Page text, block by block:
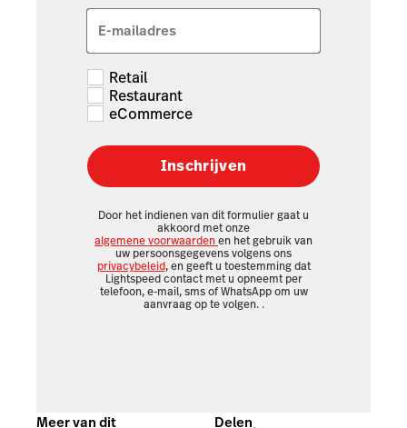
E-mailadres
Retail
Restaurant
eCommerce
Inschrijven
Door het indienen van dit formulier gaat u
akkoord met onze
algemene voorwaardenen het gebruik van
uw persoonsgegevens volgens ons
privacybeleid, en geeft u toestemming dat
Lightspeed contact met u opneemt per
telefoon, e-mail, sms of WhatsApp om uw
aanvraag op te volgen. .
Meer van dit
Delen